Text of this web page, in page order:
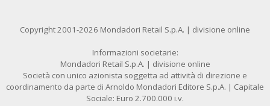
Copyright 2001-2026 Mondadori Retail S.p.A. | divisione online
Informazioni societarie:
Mondadori Retail S.p.A. | divisione online
Società con unico azionista soggetta ad attività di direzione e
coordinamento da parte di Arnoldo Mondadori Editore S.p.A. | Capitale
Sociale: Euro 2.700.000 i.v.